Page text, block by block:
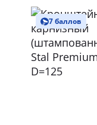
7 баллов